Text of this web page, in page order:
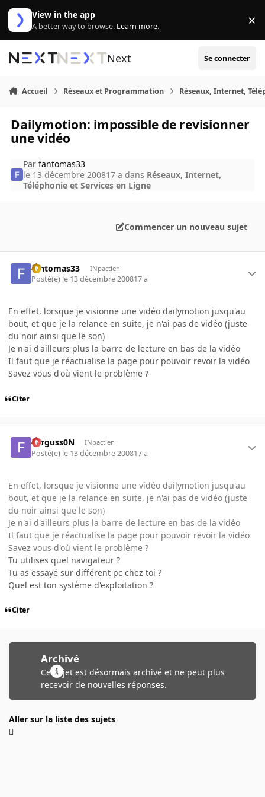
Aller au contenu
View in the app
A better way to browse. Learn more. ×
Next Se connecter
Accueil Réseaux et Programmation Réseaux, Internet,
Dailymotion: impossible de revisionner
une vidéo
Parfantomas33
le 13 décembre 200817 a dans Réseaux, Internet,
Téléphonie et Services en Ligne
Commencer un nouveau sujet
fantomas33 INpactien
Posté(e) le 13 décembre 200817 a
En effet, lorsque je visionne une vidéo dailymotion jusqu'au
bout, et que je la relance en suite, je n'ai pas de vidéo (juste
du noir ainsi que le son)
Je n'ai d'ailleurs plus la barre de lecture en bas de la vidéo
Il faut que je réactualise la page pour pouvoir revoir la vidéo
Savez vous d'où vient le problème ?
Citer
Ferguss0N INpactien
Posté(e) le 13 décembre 200817 a
En effet, lorsque je visionne une vidéo dailymotion jusqu'au
bout, et que je la relance en suite, je n'ai pas de vidéo (juste
du noir ainsi que le son)
Je n'ai d'ailleurs plus la barre de lecture en bas de la vidéo
Il faut que je réactualise la page pour pouvoir revoir la vidéo
Savez vous d'où vient le problème ?
Tu utilises quel navigateur ?
Tu as essayé sur différent pc chez toi ?
Quel est ton système d'exploitation ?
Citer
Archivé
Ce sujet est désormais archivé et ne peut plus
recevoir de nouvelles réponses.
Aller sur la liste des sujets